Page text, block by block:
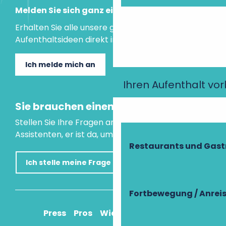
Ihren Aufenthalt
Restaurants und
Fortbewegung /
Melden Sie sich ganz einfach an!
Erhalten Sie alle unsere guten Tipps und
Aufenthaltsideen direkt in Ihre Mailbox.
Ich melde mich an
Sie brauchen einen Rat?
Stellen Sie Ihre Fragen an unseren virtuellen
Assistenten, er ist da, um Ihnen zu helfen.
Ich stelle meine Frage
Press Pros Wie komme ich an?